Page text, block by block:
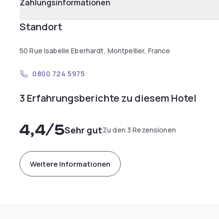
Zahlungsinformationen
Standort
50 Rue Isabelle Eberhardt, Montpellier, France
0800 724 5975
3 Erfahrungsberichte zu diesem Hotel
4,4/5Sehr gutZu den 3 Rezensionen
Weitere Informationen